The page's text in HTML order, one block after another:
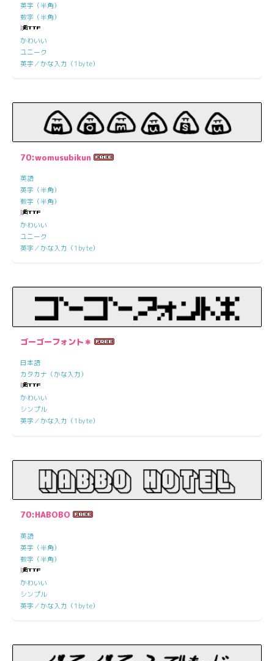
英字（半角）
数字（半角）
かわいい
ユニーク
英字／かな入力（1byte）
70:womusubikun
英語
英字（半角）
数字（半角）
かわいい
ユニーク
英字／かな入力（1byte）
ゴーゴーフォント＊
日本語
カタカナ（かな入力）
かわいい
シンプル
英字／かな入力（1byte）
70:HABOBO
英語
英字（半角）
数字（半角）
かわいい
シンプル
英字／かな入力（1byte）